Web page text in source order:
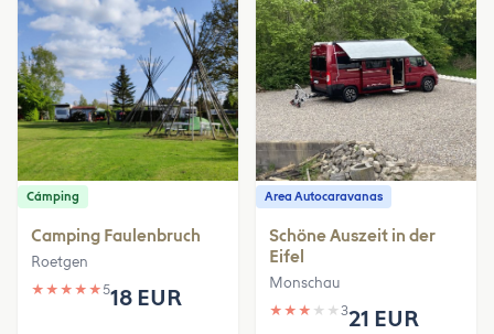
Cámping
Camping Faulenbruch
Roetgen
★ ★ ★ ★ ★518 EUR
Area Autocaravanas
Schöne Auszeit in der
Eifel
Monschau
★ ★ ★ ★ ★ 321 EUR